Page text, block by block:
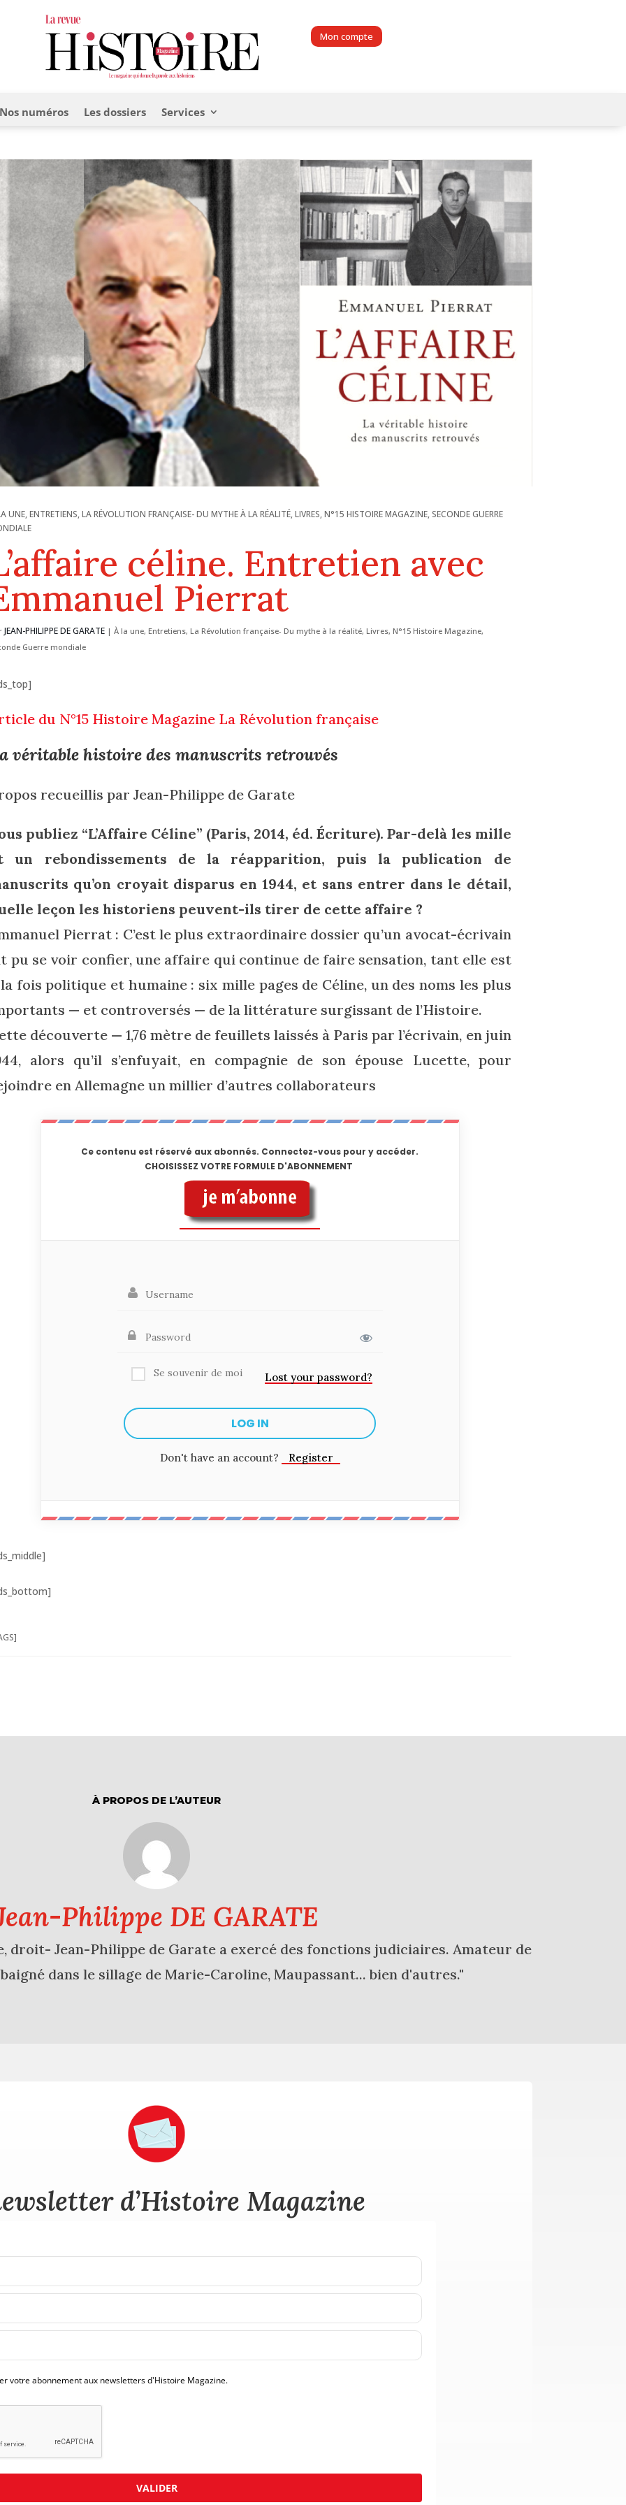
Mon compte
Nos numéros Les dossiers Services
UNE,ENTRETIENS,LA RÉVOLUTION FRANÇAISE- DU MYTHE À LA RÉALITÉ,LIVRES,N°15 HISTOIRE MAGAZINE, SECONDE GUERRE
céline. Entretien avec
Pierrat
JEAN-PHILIPPE DE GARATE |À la une, Entretiens, La Révolution française- Du mythe à la réalité, Livres, N°15 Histoire Magazine,
Guerre mondiale
du N°15 Histoire Magazine La Révolution française
véritable histoire des manuscrits retrouvés
recueillis par Jean-Philippe de Garate
publiez “L’Affaire Céline” (Paris, 2014, éd. Écriture). Par-delà les mille
un rebondissements de la réapparition, puis la publication de
qu’on croyait disparus en 1944, et sans entrer dans le détail,
leçon les historiens peuvent-ils tirer de cette affaire ?
Pierrat : C’est le plus extraordinaire dossier qu’un avocat-écrivain
pu se voir confier, une affaire qui continue de faire sensation, tant elle est
fois politique et humaine : six mille pages de Céline, un des noms les plus
— et controversés — de la littérature surgissant de l’Histoire.
découverte — 1,76 mètre de feuillets laissés à Paris par l’écrivain, en juin
alors qu’il s’enfuyait, en compagnie de son épouse Lucette, pour
en Allemagne un millier d’autres collaborateurs
Ce contenu est réservé aux abonnés. Connectez-vous pour y accéder.
CHOISISSEZ VOTRE FORMULE D'ABONNEMENT
Se souvenir de moi Lost your password?
Don't have an account? Register
À PROPOS DE L’AUTEUR
Philippe DE GARATE
droit- Jean-Philippe de Garate a exercé des fonctions judiciaires. Amateur de
dans le sillage de Marie-Caroline, Maupassant... bien d'autres."
d’Histoire Magazine
votre abonnement aux newsletters d'Histoire Magazine.
VALIDER